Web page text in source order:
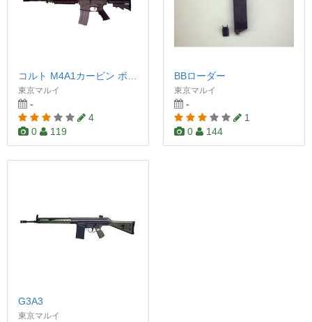
東京マルイ
-
4
0
119
BBローダー
東京マルイ
-
1
0
144
G3A3
東京マルイ